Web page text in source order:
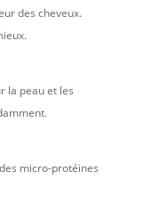
des cheveux.
la peau et les
micro-protéines